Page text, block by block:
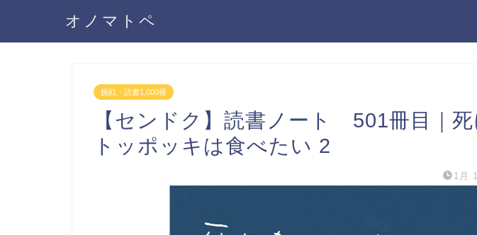
オノマトペ
挑戦・読書1,000冊
【センドク】読書ノート 501冊目｜
トッポッキは食べたい 2
1月